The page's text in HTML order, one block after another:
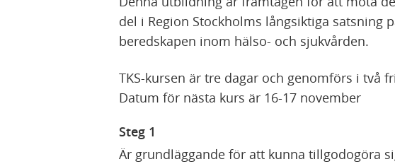
del i Region Stockholms långsiktiga satsning
beredskapen inom hälso- och sjukvården.
TKS-kursen är tre dagar och genomförs i två
Datum för nästa kurs är 16-17 november
Steg 1
Är grundläggande för att kunna tillgodogöra